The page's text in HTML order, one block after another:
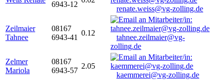
6943-12
renate.weiss@vg-zolling.de
Zeilmaier
Tahnee
08167
6943-41
0.12
tahnee.zeilmaier@vg-
zolling.de
Zelmer
Mariola
08167
6943-57
2.05
kaemmerei@vg-zolling.de